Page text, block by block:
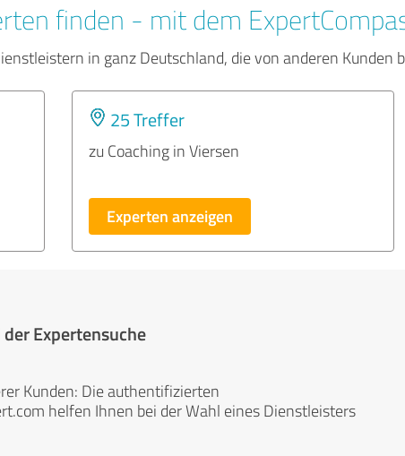
finden - mit dem
in ganz Deutschland, die von anderen
25 Treffer
zu Coaching in Viersen
Experten anzeigen
Expertensuche
Kunden: Die authentifizierten
helfen Ihnen bei der Wahl eines Dienstleisters